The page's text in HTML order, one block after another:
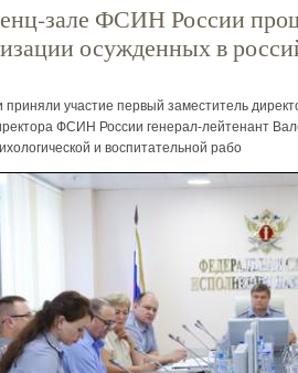
зале ФСИН России
осужденных в
приняли участие первый заместитель
ФСИН России генерал-лейтенант
и воспитательной рабо